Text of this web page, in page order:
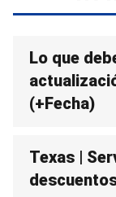
Lo que
(+Fecha)
Texas |